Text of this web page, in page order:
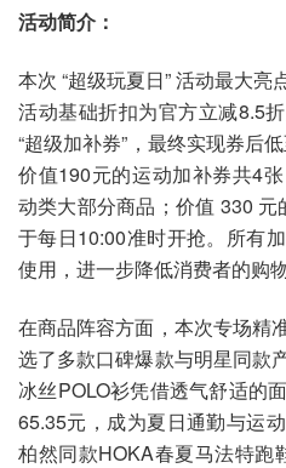
活动简介：
本次 “超级玩夏日” 活动最大亮
活动基础折扣为官方立减8.5
“超级加补券”，最终实现券后
价值190元的运动加补券共4
动类大部分商品；价值 330
于每日10:00准时开抢。所有
使用，进一步降低消费者的购物
在商品阵容方面，本次专场精
选了多款口碑爆款与明星同款
冰丝POLO衫凭借透气舒适的
65.35元，成为夏日通勤与运
柏然同款HOKA春夏马法特跑